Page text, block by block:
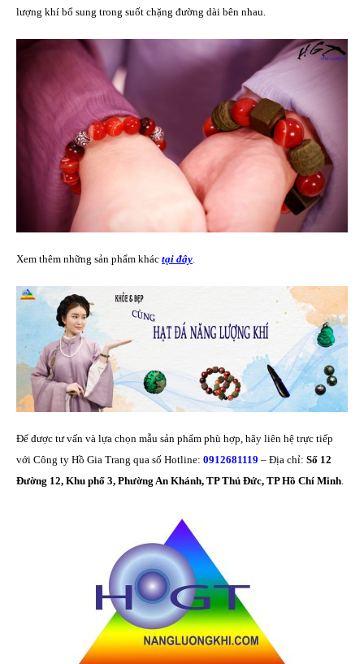
lượng khí bổ sung trong suốt chặng đường dài bên nhau.
Xem thêm những sản phẩm khác tại đây
Để được tư vấn và lựa chọn mẫu sản phẩm phù hợp, hãy liên hệ trực tiếp
với Công ty Hồ Gia Trang qua số Hotline: 0912681119 – Địa chỉ: Số 12
Đường 12, Khu phố 3, Phường An Khánh, TP Thủ Đức, TP Hồ Chí Minh